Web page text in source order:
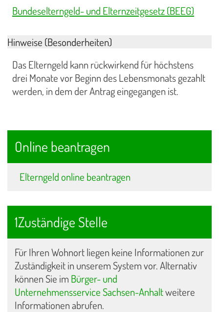
Bundeselterngeld- und Elternzeitgesetz (BEEG)
Hinweise (Besonderheiten)
Das Elterngeld kann rückwirkend für höchstens
drei Monate vor Beginn des Lebensmonats gezahlt
werden, in dem der Antrag eingegangen ist.
Online beantragen
Elterngeld online beantragen
1Zuständige Stelle
Für Ihren Wohnort liegen keine Informationen zur
Zuständigkeit in unserem System vor. Alternativ
können Sie im Bürger- und
Unternehmensservice Sachsen-Anhaltweitere
Informationen abrufen.